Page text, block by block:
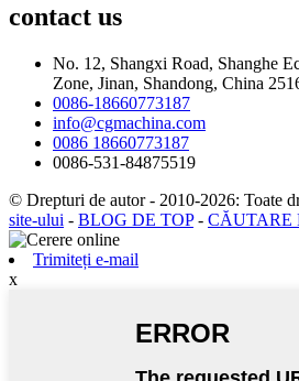
contact us
No. 12, Shangxi Road, Shanghe
Zone, Jinan, Shandong, China
0086-18660773187
info@cgmachina.com
0086 18660773187
0086-531-84875519
© Drepturi de autor - 2010-2026: Toate
site-ului - BLOG DE TOP- CĂUTARE
Trimiteți e-mail
x